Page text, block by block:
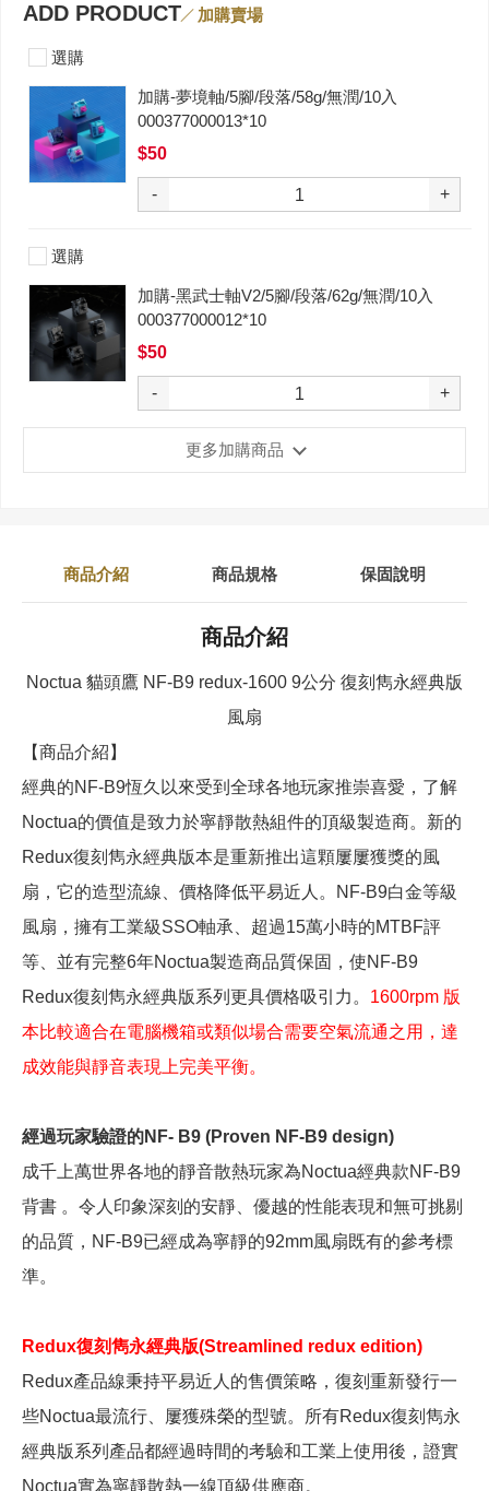
ADD PRODUCT 加購賣場
選購
加購-夢境軸/5腳/段落/58g/無潤/10入
000377000013*10
$50
- +
選購
加購-黑武士軸V2/5腳/段落/62g/無潤/10入
000377000012*10
$50
- +
更多加購商品
商品介紹 商品規格 保固說明
商品介紹
Noctua 貓頭鷹 NF-B9 redux-1600 9公分 復刻雋永經典版
風扇
【商品介紹】
經典的NF-B9恆久以來受到全球各地玩家推崇喜愛，了解
Noctua的價值是致力於寧靜散熱組件的頂級製造商。新的
Redux復刻雋永經典版本是重新推出這顆屢屢獲獎的風
扇，它的造型流線、價格降低平易近人。NF-B9白金等級
風扇，擁有工業級SSO軸承、超過15萬小時的MTBF評
等、並有完整6年Noctua製造商品質保固，使NF-B9
Redux復刻雋永經典版系列更具價格吸引力。 1600rpm 版
本比較適合在電腦機箱或類似場合需要空氣流通之用，達
成效能與靜音表現上完美平衡。
經過玩家驗證的NF- B9 (Proven NF-B9 design)
成千上萬世界各地的靜音散熱玩家為Noctua經典款NF-B9
背書 。令人印象深刻的安靜、優越的性能表現和無可挑剔
的品質，NF-B9已經成為寧靜的92mm風扇既有的參考標
準。
Redux復刻雋永經典版(Streamlined redux edition)
Redux產品線秉持平易近人的售價策略，復刻重新發行一
些Noctua最流行、屢獲殊榮的型號。所有Redux復刻雋永
經典版系列產品都經過時間的考驗和工業上使用後，證實
Noctua實為寧靜散熱一線頂級供應商。